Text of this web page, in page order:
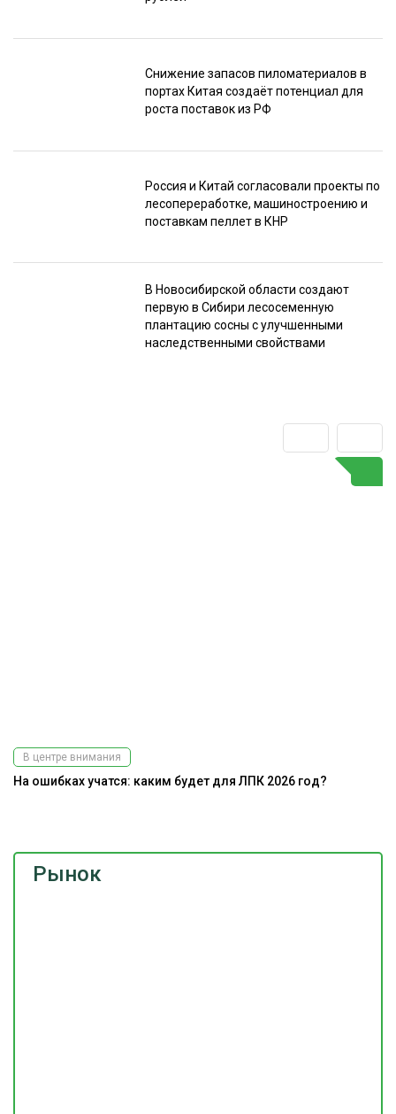
Снижение запасов пиломатериалов в
портах Китая создаёт потенциал для
роста поставок из РФ
Россия и Китай согласовали проекты по
лесопереработке, машиностроению и
поставкам пеллет в КНР
В Новосибирской области создают
первую в Сибири лесосеменную
плантацию сосны с улучшенными
наследственными свойствами
Рынок
В центре внимания
На ошибках учатся: каким будет для ЛПК 2026 год?